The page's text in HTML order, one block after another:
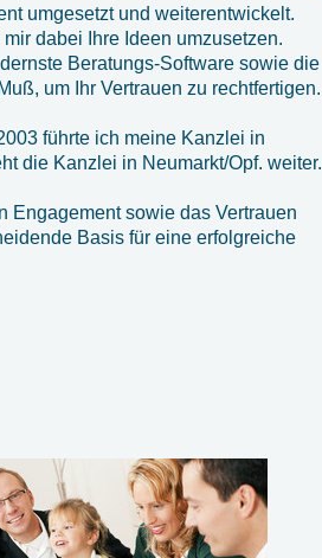
umgesetzt und weiterentwickelt.
dabei Ihre Ideen umzusetzen.
Beratungs-Software sowie die
um Ihr Vertrauen zu rechtfertigen.
führte ich meine Kanzlei in
die Kanzlei in Neumarkt/Opf. weiter.
Engagement sowie das Vertrauen
Basis für eine erfolgreiche